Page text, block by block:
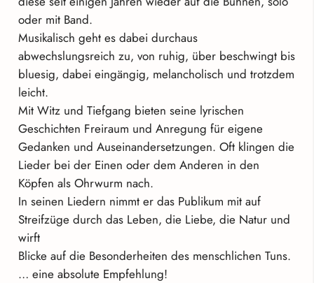
oder mit Band.
Musikalisch geht es dabei durchaus
abwechslungsreich zu, von ruhig, über beschwingt bis
bluesig, dabei eingängig, melancholisch und trotzdem
leicht.
Mit Witz und Tiefgang bieten seine lyrischen
Geschichten Freiraum und Anregung für eigene
Gedanken und Auseinandersetzungen. Oft klingen die
Lieder bei der Einen oder dem Anderen in den
Köpfen als Ohrwurm nach.
In seinen Liedern nimmt er das Publikum mit auf
Streifzüge durch das Leben, die Liebe, die Natur und
wirft
Blicke auf die Besonderheiten des menschlichen Tuns.
… eine absolute Empfehlung!